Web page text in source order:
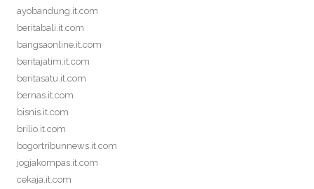
ayobandung.it.com
beritabali.it.com
bangsaonline.it.com
beritajatim.it.com
beritasatu.it.com
bernas.it.com
bisnis.it.com
brilio.it.com
bogortribunnews.it.com
jogjakompas.it.com
cekaja.it.com